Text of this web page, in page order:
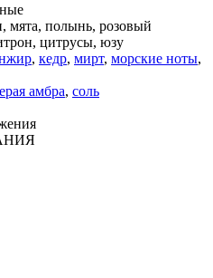
мята, полынь, розовый
цитрусы, юзу
, кедр, мирт, морские ноты,
амбра, соль